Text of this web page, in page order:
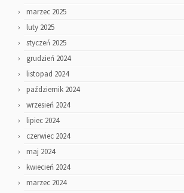
marzec 2025
luty 2025
styczeń 2025
grudzień 2024
listopad 2024
październik 2024
wrzesień 2024
lipiec 2024
czerwiec 2024
maj 2024
kwiecień 2024
marzec 2024